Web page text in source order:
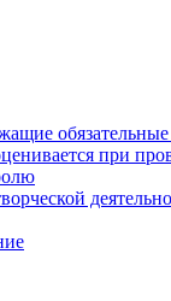
обязательные
при